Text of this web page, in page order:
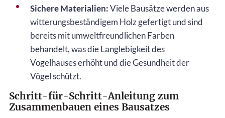
Sichere Materialien:Viele Bausätze werden aus
witterungsbeständigem Holz gefertigt und sind
bereits mit umweltfreundlichen Farben
behandelt, was die Langlebigkeit des
Vogelhauses erhöht und die Gesundheit der
Vögel schützt.
Schritt-für-Schritt-Anleitung zum
Zusammenbauen eines Bausatzes